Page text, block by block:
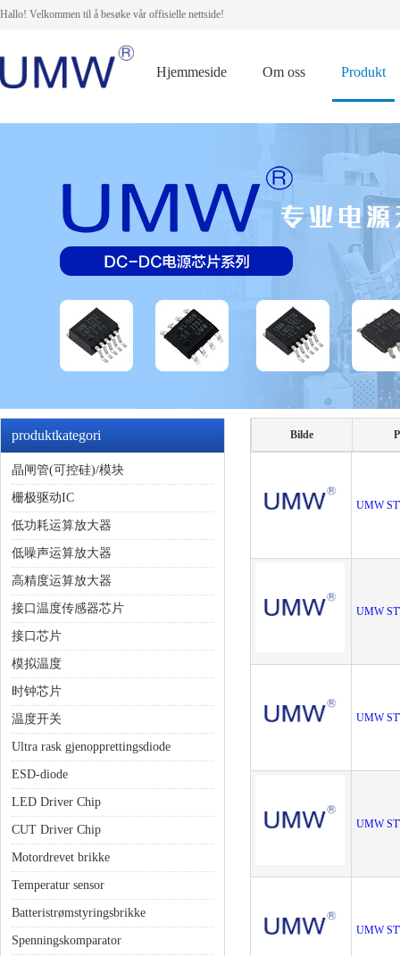
Hallo! Velkommen til å besøke vår offisielle nettside!
Hjemmeside Om oss Produkt
produktkategori
晶闸管(可控硅)/模块
栅极驱动IC
低功耗运算放大器
低噪声运算放大器
高精度运算放大器
接口温度传感器芯片
接口芯片
模拟温度
时钟芯片
温度开关
Ultra rask gjenopprettingsdiode
ESD-diode
LED Driver Chip
CUT Driver Chip
Motordrevet brikke
Temperatur sensor
Batteristrømstyringsbrikke
Spenningskomparator
Bilde
UMW
UMW
UMW
UMW
UMW